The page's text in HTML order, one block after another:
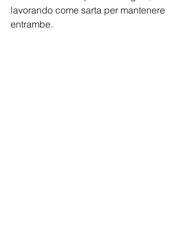
lavorando come sarta per mantenere
entrambe.